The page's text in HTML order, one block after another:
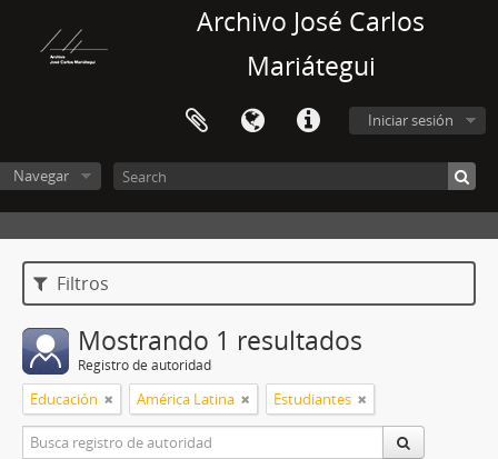
Archivo José Carlos
Mariátegui
Iniciar sesión
Navegar
Filtros
Mostrando 1 resultados
Registro de autoridad
Educación América Latina Estudiantes